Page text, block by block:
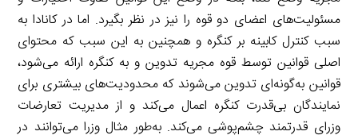
مسئولیت‌های اعضای دو قوه را نیز در نظر بگیرد. اما در کانادا به
سبب کنترل کابینه بر کنگره و همچنین به این سبب که محتوای
اصلی قوانین توسط قوه مجریه تدوین و به کنگره ارائه می‌شود،
قوانین به‌گونه‌ای تدوین می‌شوند که محدودیت‌های بیشتری برای
نمایندگان بی‌قدرت کنگره اعمال می‌کند و از مدیریت تعارضات
وزرای قدرتمند چشم‌پوشی می‌کند. به‌طور مثال وزرا می‌توانند در